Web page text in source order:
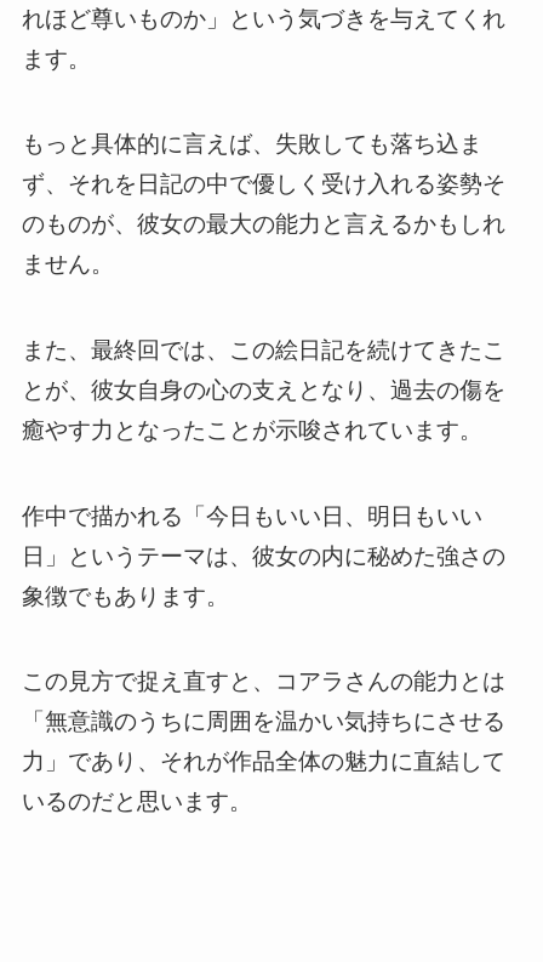
れほど尊いものか」という気づきを与えてくれ
ます。
もっと具体的に言えば、失敗しても落ち込ま
ず、それを日記の中で優しく受け入れる姿勢そ
のものが、彼女の最大の能力と言えるかもしれ
ません。
また、最終回では、この絵日記を続けてきたこ
とが、彼女自身の心の支えとなり、過去の傷を
癒やす力となったことが示唆されています。
作中で描かれる「今日もいい日、明日もいい
日」というテーマは、彼女の内に秘めた強さの
象徴でもあります。
この見方で捉え直すと、コアラさんの能力とは
「無意識のうちに周囲を温かい気持ちにさせる
力」であり、それが作品全体の魅力に直結して
いるのだと思います。